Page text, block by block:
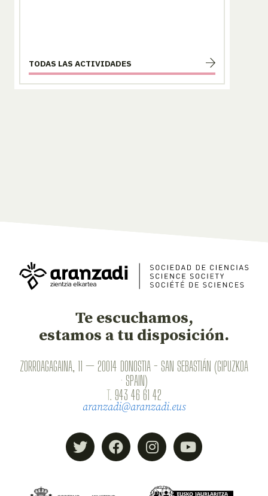
TODAS LAS ACTIVIDADES
Te escuchamos,
estamos a tu disposición.
ZORROAGAGAINA, 11 — 20014 DONOSTIA - SAN SEBASTIÁN (GIPUZKOA
· SPAIN)
T. 943 46 61 42
aranzadi@aranzadi.eus